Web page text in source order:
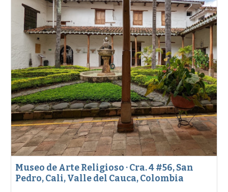
Museo de Arte Religioso · Cra. 4 #56, San
Pedro, Cali, Valle del Cauca, Colombia